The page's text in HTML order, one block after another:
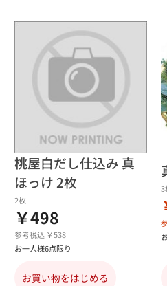
桃屋白だし仕込み 真
ほっけ 2枚
2枚
￥498
参考税込 ￥538
お一人様6点限り
お買い物をはじめる
3